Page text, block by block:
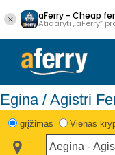
aFerry - Cheap
Atidaryti „aFerry“
Egina / Agistri
grįžimas Vienas